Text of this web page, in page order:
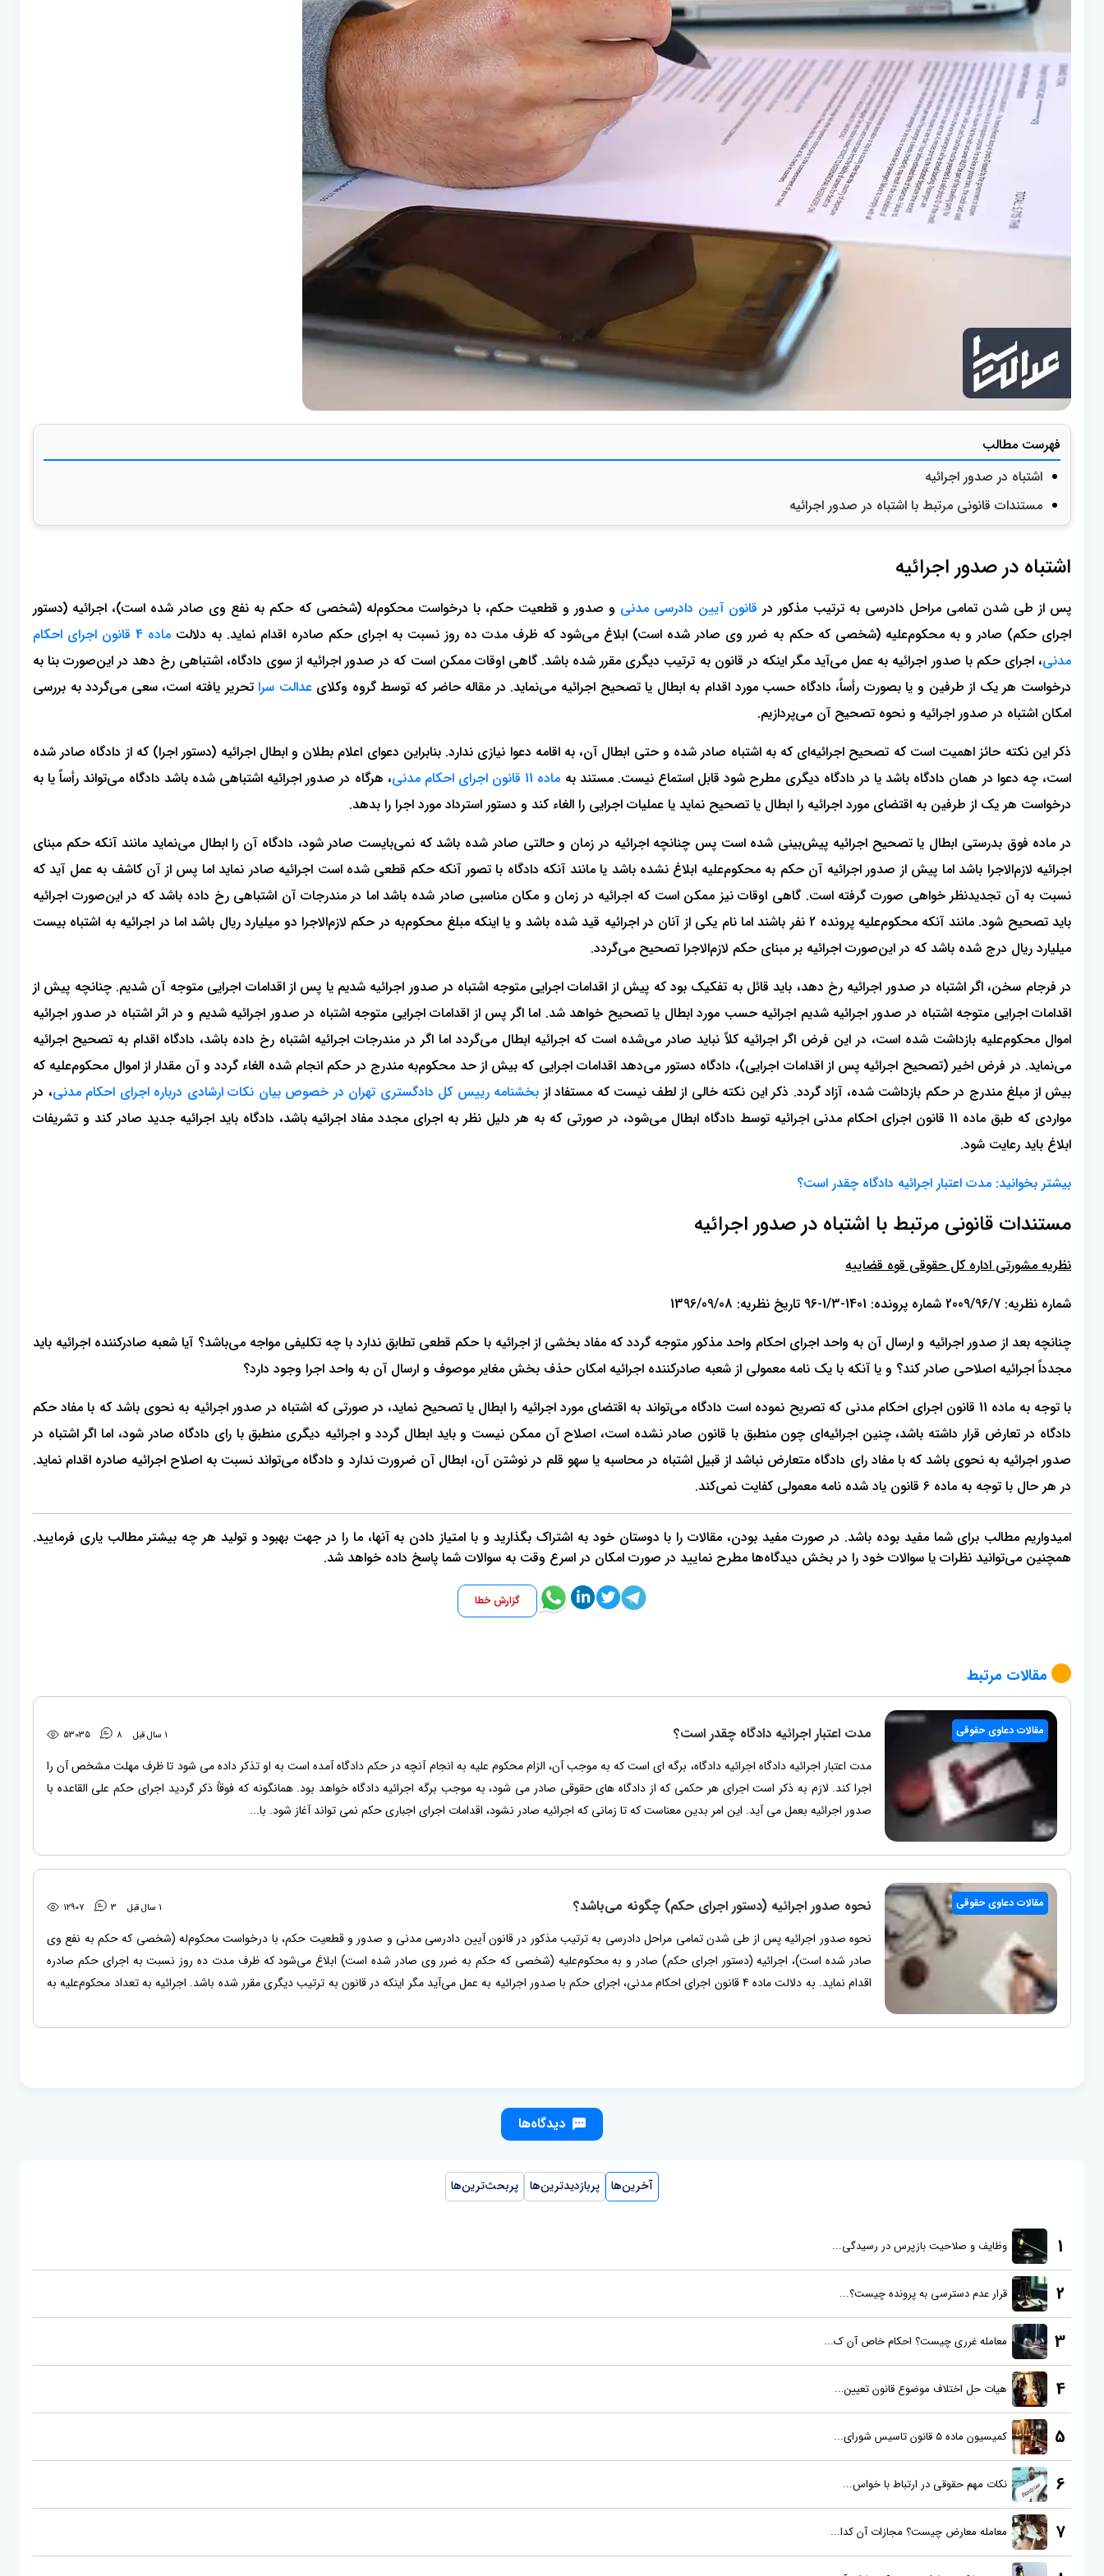
فهرست مطالب
اشتباه در صدور اجرائیه
مستندات قانونی مرتبط با اشتباه در صدور اجرائیه
اشتباه در صدور اجرائیه
پس از طی شدن تمامی مراحل دادرسی به ترتیب مذکور در قانون آیین دادرسی مدنی و صدور و قطعیت حکم، با درخواست محکوم‌له (شخصی که حکم به نفع وی صادر شده است)، اجرائیه (دستور
اجرای حکم) صادر و به محکوم‌علیه (شخصی که حکم به ضرر وی صادر شده است) ابلاغ می‌شود که ظرف مدت ده روز نسبت به اجرای حکم صادره اقدام نماید. به دلالت
ماده 4 قانون اجرای احکام
مدنی، اجرای حکم با صدور اجرائیه به عمل می‌آید مگر اینکه در قانون به‌ ترتیب دیگری مقرر شده باشد. گاهی اوقات ممکن است که در صدور اجرائیه از سوی دادگاه، اشتباهی رخ دهد در این‌صورت بنا به
درخواست هر یک از طرفین و یا بصورت رأساً، دادگاه حسب مورد اقدام به ابطال یا تصحیح اجرائیه می‌نماید. در مقاله حاضر که توسط گروه وکلایعدالت سراتحریر یافته است، سعی می‌گردد به بررسی
امکان اشتباه در صدور اجرائیه و نحوه تصحیح آن می‌پردازیم.
ذکر این نکته حائز اهمیت است که تصحیح اجرائیه‌ای که به اشتباه صادر شده و حتی ابطال آن، به اقامه دعوا نیازی ندارد. بنابراین دعوای اعلام بطلان و ابطال اجرائیه (دستور اجرا) که از دادگاه صادر شده
است، چه دعوا در همان دادگاه باشد یا در دادگاه دیگری مطرح شود قابل استماع نیست. مستند به ماده 11 قانون اجرای احکام مدنی
، هرگاه در صدور اجرائیه اشتباهی شده باشد دادگاه می‌تواند رأساً یا به
درخواست هر یک از طرفین به اقتضای مورد اجرائیه را ابطال یا ‌تصحیح نماید یا عملیات اجرایی را الغاء کند و دستور استرداد مورد اجرا را بدهد.
در ماده فوق بدرستی ابطال یا تصحیح اجرائیه پیش‌بینی شده است پس چنانچه اجرائیه در زمان و حالتی صادر شده باشد که نمی‌بایست صادر شود، دادگاه آن را ابطال می‌نماید مانند آنکه حکم مبنای
اجرائیه لازم‌الاجرا باشد اما پیش از صدور اجرائیه آن حکم به محکوم‌علیه ابلاغ نشده باشد یا مانند آنکه دادگاه با تصور آنکه حکم قطعی شده است اجرائیه صادر نماید اما پس از آن کاشف به عمل آید که
نسبت به آن تجدیدنظر خواهی صورت گرفته است. گاهی اوقات نیز ممکن است که اجرائیه در زمان و مکان مناسبی صادر شده باشد اما در مندرجات آن اشتباهی رخ داده باشد که در این‌صورت اجرائیه
باید تصحیح شود. مانند آنکه محکوم‌علیه پرونده 2 نفر باشند اما نام یکی از آنان در اجرائیه قید شده باشد و‌ یا اینکه مبلغ محکوم‌به در حکم لازم‌الاجرا دو میلیارد ریال باشد اما در اجرائیه به اشتباه بیست
میلیارد ریال درج شده باشد که در این‌صورت اجرائیه بر مبنای حکم لازم‌الاجرا تصحیح می‌گردد.
در فرجام سخن، اگر اشتباه در صدور اجرائیه رخ دهد، باید قائل به تفکیک بود که پیش از اقدامات اجرایی متوجه اشتباه در صدور اجرائیه شدیم یا پس از اقدامات اجرایی متوجه آن شدیم. چنانچه پیش از
اقدامات اجرایی متوجه اشتباه در صدور اجرائیه شدیم اجرائیه حسب مورد ابطال یا تصحیح خواهد شد. اما اگر پس از اقدامات اجرایی متوجه اشتباه در صدور اجرائیه شدیم و در اثر اشتباه در صدور اجرائیه
اموال محکوم‌علیه بازداشت شده است، در این فرض اگر اجرائیه کلاً نباید صادر می‌شده است که اجرائیه ابطال می‌گردد اما اگر در مندرجات اجرائیه اشتباه رخ داده باشد، دادگاه اقدام به تصحیح اجرائیه
می‌نماید. در فرض اخیر (تصحیح اجرائیه پس از اقدامات اجرایی)، دادگاه دستور می‌دهد اقدامات اجرایی که بیش از حد محکوم‌به مندرج در حکم انجام شده الغاء گردد و آن مقدار از اموال محکوم‌علیه که
بیش از مبلغ مندرج در حکم بازداشت شده، آزاد گردد. ذکر این نکته خالی از لطف نیست که مستفاد از بخشنامه رییس کل دادگستری تهران در خصوص بیان نکات ارشادی درباره اجرای احکام مدنی، در
مواردی که طبق ماده 11 قانون اجرای احکام مدنی اجرائیه توسط دادگاه ابطال می‌شود، در صورتی که به هر دلیل نظر به اجرای مجدد مفاد اجرائیه باشد، دادگاه باید اجرائیه جدید صادر کند و تشریفات
ابلاغ باید رعایت شود.
بیشتر بخوانید: مدت اعتبار اجرائیه دادگاه چقدر است؟
مستندات قانونی مرتبط با اشتباه در صدور اجرائیه
نظریه مشورتی اداره کل حقوقی قوه قضاییه
شماره نظریه: 2009/96/7 شماره پرونده: 1401-1/3-96 تاریخ نظریه: 1396/09/08
چنانچه بعد از صدور اجرائیه و ارسال آن به واحد اجرای احکام واحد مذکور متوجه گردد که مفاد بخشی از اجرائیه با حکم قطعی تطابق ندارد با چه تکلیفی مواجه می‌باشد؟ آیا شعبه صادرکننده اجرائیه باید
مجدداً اجرائیه اصلاحی صادر کند؟ و یا آنکه با یک نامه معمولی از شعبه صادرکننده اجرائیه امکان حذف بخش مغایر موصوف و ارسال آن به واحد اجرا وجود دارد؟
با توجه به ماده 11 قانون اجرای احکام مدنی که تصریح نموده است دادگاه می‌تواند به اقتضای مورد اجرائیه را ابطال یا تصحیح نماید، در صورتی که اشتباه در صدور اجرائیه به نحوی باشد که با مفاد حکم
دادگاه در تعارض قرار داشته باشد، چنین اجرائیه‌ای چون منطبق با قانون صادر نشده است، اصلاح آن ممکن نیست و باید ابطال گردد و اجرائیه دیگری منطبق با رای دادگاه صادر شود، اما اگر اشتباه در
صدور اجرائیه به نحوی باشد که با مفاد رای دادگاه متعارض نباشد از قبیل اشتباه در محاسبه یا سهو قلم در نوشتن آن، ابطال آن ضرورت ندارد و دادگاه می‌تواند نسبت به اصلاح اجرائیه صادره اقدام نماید.
در هر حال با توجه به ماده 6 قانون یاد شده نامه معمولی کفایت نمی‌کند.
امیدواریم مطالب برای شما مفید بوده باشد. در صورت مفید بودن، مقالات را با دوستان خود به اشتراک بگذارید و با امتیاز دادن به آنها، ما را در جهت بهبود و تولید هر چه بیشتر مطالب یاری فرمایید.
همچنین می‌توانید نظرات یا سوالات خود را در بخش دیدگاه‌ها مطرح نمایید در صورت امکان در اسرع وقت به سوالات شما پاسخ داده خواهد شد.
گزارش خطا
مقالات مرتبط
مقالات دعاوی حقوقی مدت اعتبار اجرائیه دادگاه چقدر است؟ 1 سال قبل 8
53035
مدت اعتبار اجرائیه دادگاه اجرائیه دادگاه، برگه ای است که به موجب آن، الزام محکوم علیه به انجام آنچه در حکم دادگاه آمده است به او تذکر داده می شود تا ظرف مهلت مشخص آن را
اجرا کند. لازم به ذکر است اجرای هر حکمی که از دادگاه های حقوقی صادر می شود، به موجب برگه اجرائیه دادگاه خواهد بود. همانگونه که فوقاً ذکر گردید اجرای حکم علی القاعده با
صدور اجرائیه بعمل می آید. این امر بدین معناست که تا زمانی که اجرائیه صادر نشود، اقدامات اجرای اجباری حکم نمی تواند آغاز شود. با...
مقالات دعاوی حقوقی نحوه صدور اجرائیه (دستور اجرای حکم) چگونه می‌باشد؟ 1 سال قبل 3
12907
نحوه صدور اجرائیه پس از طی شدن تمامی مراحل دادرسی به ترتیب مذکور در قانون آیین دادرسی مدنی و صدور و قطعیت حکم، با درخواست محکوم‌له (شخصی که حکم به نفع وی
صادر شده است)، اجرائیه (دستور اجرای حکم) صادر و به محکوم‌علیه (شخصی که حکم به ضرر وی صادر شده است) ابلاغ می‌شود که ظرف مدت ده روز نسبت به اجرای حکم صادره
اقدام نماید. به دلالت ماده 4 قانون اجرای احکام مدنی، اجرای حکم با صدور اجرائیه به عمل می‌آید مگر اینکه در قانون به‌ ترتیب دیگری مقرر شده باشد. اجرائیه به تعداد محکوم‌علیه به
دیدگاه‌ها
آخرین‌ها پربازدیدترین‌ها پربحث‌ترین‌ها
1 وظایف و صلاحیت بازپرس در رسیدگی...
2 قرار عدم دسترسی به پرونده چیست؟...
3 معامله غرری چیست؟ احکام خاص آن ک...
4 هیات حل اختلاف موضوع قانون تعیین...
5 کمیسیون ماده 5 قانون تاسیس شورای...
6 نکات مهم حقوقی در ارتباط با خواس...
7 معامله معارض چیست؟ مجازات آن کدا...